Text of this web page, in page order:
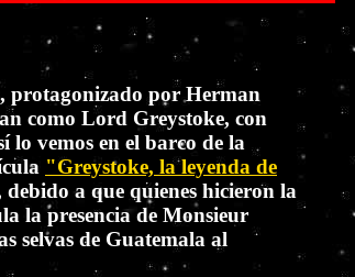
protagonizado por Herman
como Lord Greystoke, con
vemos en el barco de la
"Greystoke, la leyenda de
a que quienes hicieron la
la presencia de Monsieur
selvas de Guatemala al